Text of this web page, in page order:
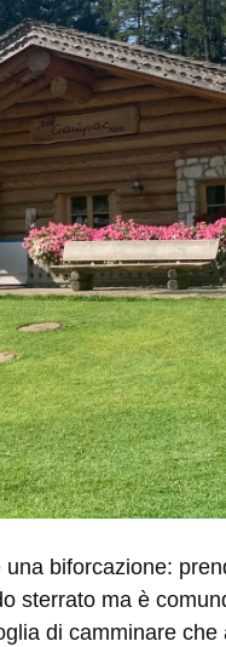
biforcazione:
sterrato ma è
di camminare